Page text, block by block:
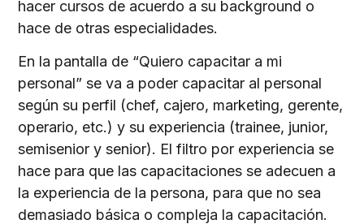
hacer cursos de acuerdo a su background o
hace de otras especialidades.
En la pantalla de “Quiero capacitar a mi
personal” se va a poder capacitar al personal
según su perfil (chef, cajero, marketing, gerente,
operario, etc.) y su experiencia (trainee, junior,
semisenior y senior). El filtro por experiencia se
hace para que las capacitaciones se adecuen a
la experiencia de la persona, para que no sea
demasiado básica o compleja la capacitación.